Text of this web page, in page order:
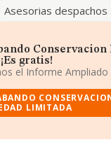
en
encima de la media
sobre los
en el ranking
que la superan
Limpieza Playas
están empresas
. En 2024, en el
163.450 al
por debajo (a nivel
Asesorias despachos
Conservacion
gratis!
el Informe Ampliado
LIMITADA